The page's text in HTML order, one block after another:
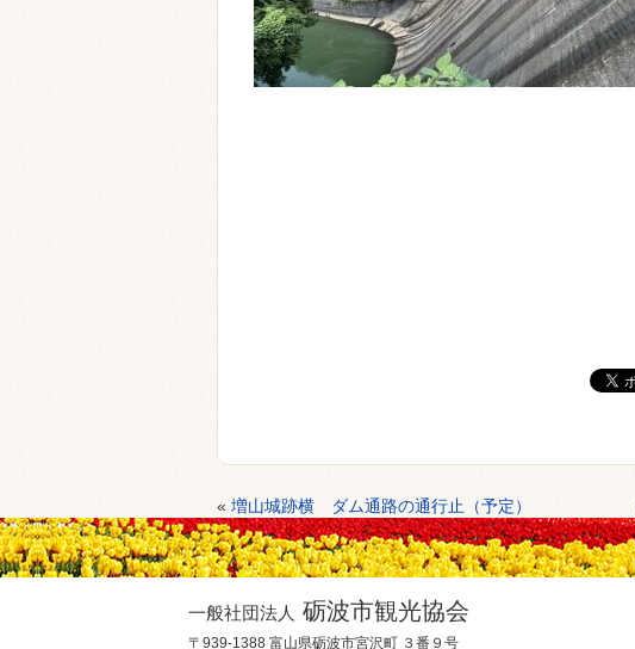
« 増山城跡横 ダム通路の通行止（予定）
一般社団法人 砺波市観光協会
〒939-1388 富山県砺波市宮沢町 ３番９号